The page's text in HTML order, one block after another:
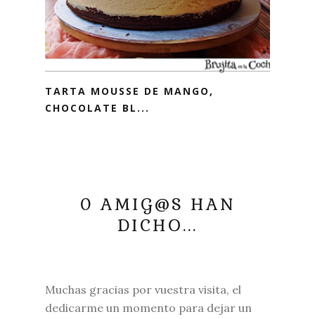
TARTA MOUSSE DE MANGO,
CHOCOLATE BL...
0 AMIG@S HAN
DICHO...
Muchas gracias por vuestra visita, el
dedicarme un momento para dejar un